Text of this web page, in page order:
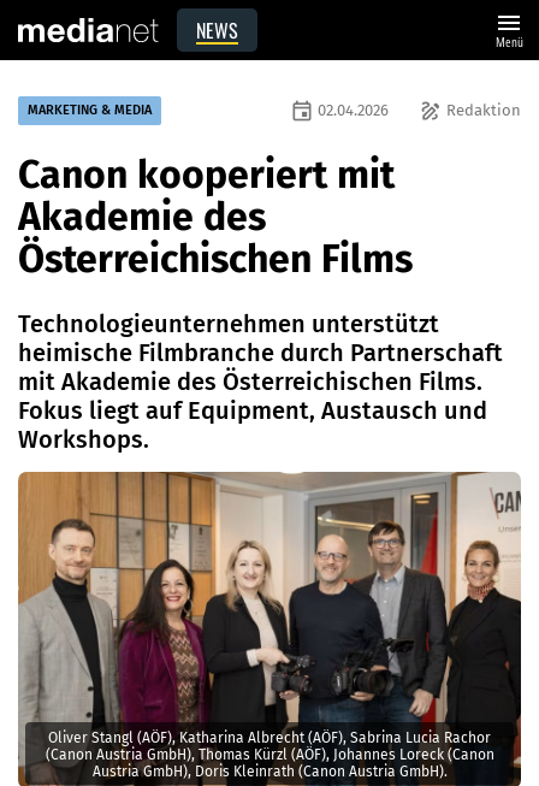
NEWS menu
Menü
Oliver Stangl (AÖF), Katharina Albrecht (AÖF), Sabrina Lucia Rachor
(Canon Austria GmbH), Thomas Kürzl (AÖF), Johannes Loreck (Canon
Austria GmbH), Doris Kleinrath (Canon Austria GmbH).
MARKETING & MEDIA draw Redaktion
event 02.04.2026
Canon kooperiert mit
Akademie des
Österreichischen Films
Technologieunternehmen unterstützt
heimische Filmbranche durch Partnerschaft
mit Akademie des Österreichischen Films.
Fokus liegt auf Equipment, Austausch und
Workshops.